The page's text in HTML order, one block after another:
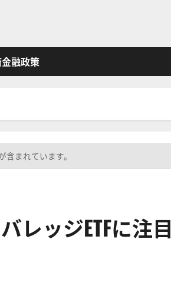
融政策
含まれています。
レッジETFに注目